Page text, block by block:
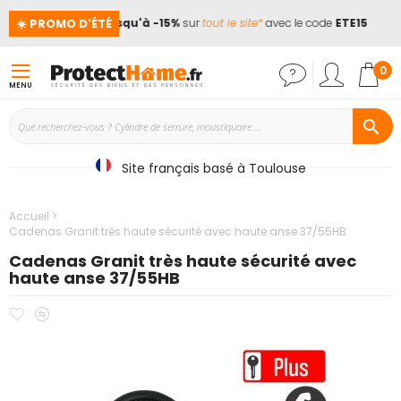
☀️ PROMO D'ÉTÉ
! 📢Jusqu'à -15%surtout le site*avec le codeETE15
MENU
0
Site français basé à Toulouse
Accueil
Cadenas Granit très haute sécurité avec haute anse 37/55HB
Cadenas Granit très haute sécurité avec
haute anse 37/55HB
Ajouter